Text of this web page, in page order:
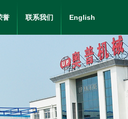
誉 联系我们 English